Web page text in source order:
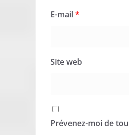
E-mail*
Site web
Prévenez-moi de